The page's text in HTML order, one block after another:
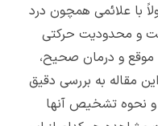
علائمی همچون درد
و محدودیت حرکتی
و درمان صحیح،
مقاله به بررسی دقیق
تشخیص آنها